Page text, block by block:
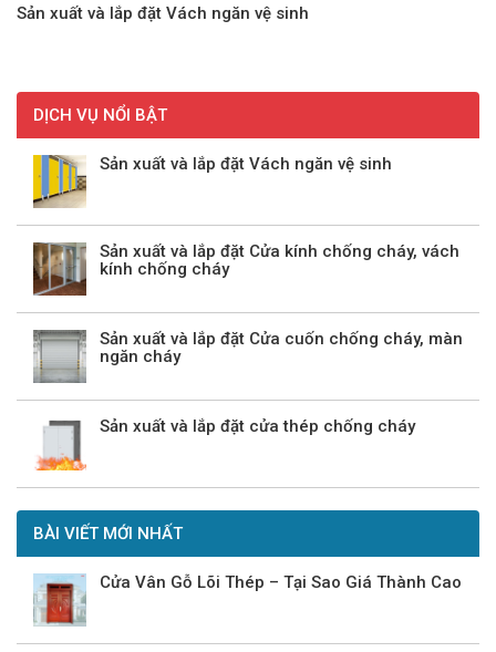
DỊCH VỤ NỔI BẬT
Sản xuất và lắp đặt Vách ngăn vệ sinh
Sản xuất và lắp đặt Cửa kính chống cháy, vách
kính chống cháy
Sản xuất và lắp đặt Cửa cuốn chống cháy, màn
ngăn cháy
Sản xuất và lắp đặt cửa thép chống cháy
BÀI VIẾT MỚI NHẤT
Cửa Vân Gỗ Lõi Thép – Tại Sao Giá Thành Cao
Sản xuất và lắp đặt Vách ngăn vệ sinh